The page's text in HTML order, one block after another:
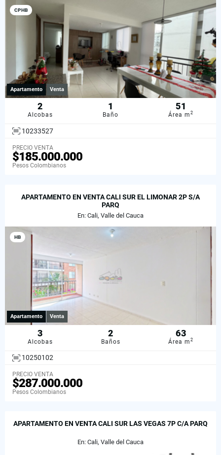
CPHB
Apartamento Venta
2
Alcobas
1
Baño
51
Área m2
10233527
PRECIO VENTA
$185.000.000
Pesos Colombianos
APARTAMENTO EN VENTA CALI SUR EL LIMONAR 2P S/A
PARQ
En: Cali, Valle del Cauca
HB
Apartamento Venta
3
Alcobas
2
Baños
63
Área m2
10250102
PRECIO VENTA
$287.000.000
Pesos Colombianos
APARTAMENTO EN VENTA CALI SUR LAS VEGAS 7P C/A PARQ
En: Cali, Valle del Cauca